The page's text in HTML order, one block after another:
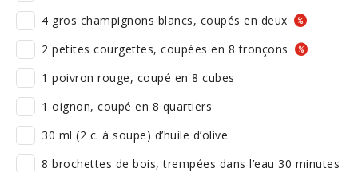
4 gros champignons blancs, coupés en deux
2 petites courgettes, coupées en 8 tronçons
1 poivron rouge, coupé en 8 cubes
1 oignon, coupé en 8 quartiers
30 ml (2 c. à soupe) d’huile d’olive
8 brochettes de bois, trempées dans l’eau 30 minutes